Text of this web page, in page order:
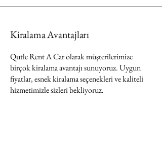
Kiralama Avantajları
Qutle Rent A Car olarak müşterilerimize
birçok kiralama avantajı sunuyoruz. Uygun
fiyatlar, esnek kiralama seçenekleri ve kaliteli
hizmetimizle sizleri bekliyoruz.